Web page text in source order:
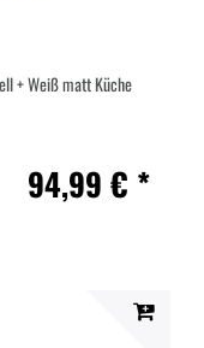
+ Weiß matt Küche
94,99 € *